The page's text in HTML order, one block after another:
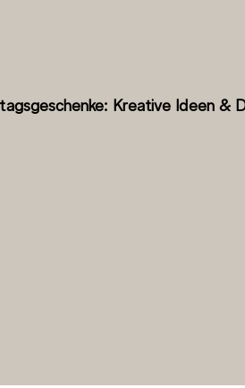
Kreative Ideen &